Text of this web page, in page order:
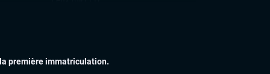
Sellerie Cuir Alcantara
première immatriculation.